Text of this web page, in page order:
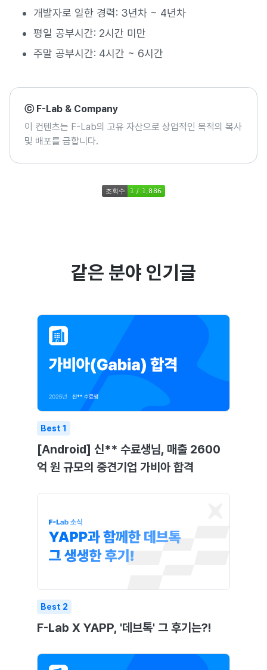
개발자로 일한 경력: 3년차 ~ 4년차
평일 공부시간: 2시간 미만
주말 공부시간: 4시간 ~ 6시간
ⓒ F-Lab & Company
이 컨텐츠는 F-Lab의 고유 자산으로 상업적인 목적의 복사
및 배포를 금합니다.
같은 분야 인기글
Best 1
[Android] 신** 수료생님, 매출 2600
억 원 규모의 중견기업 가비아 합격
Best 2
F-Lab X YAPP, '데브톡' 그 후기는?!